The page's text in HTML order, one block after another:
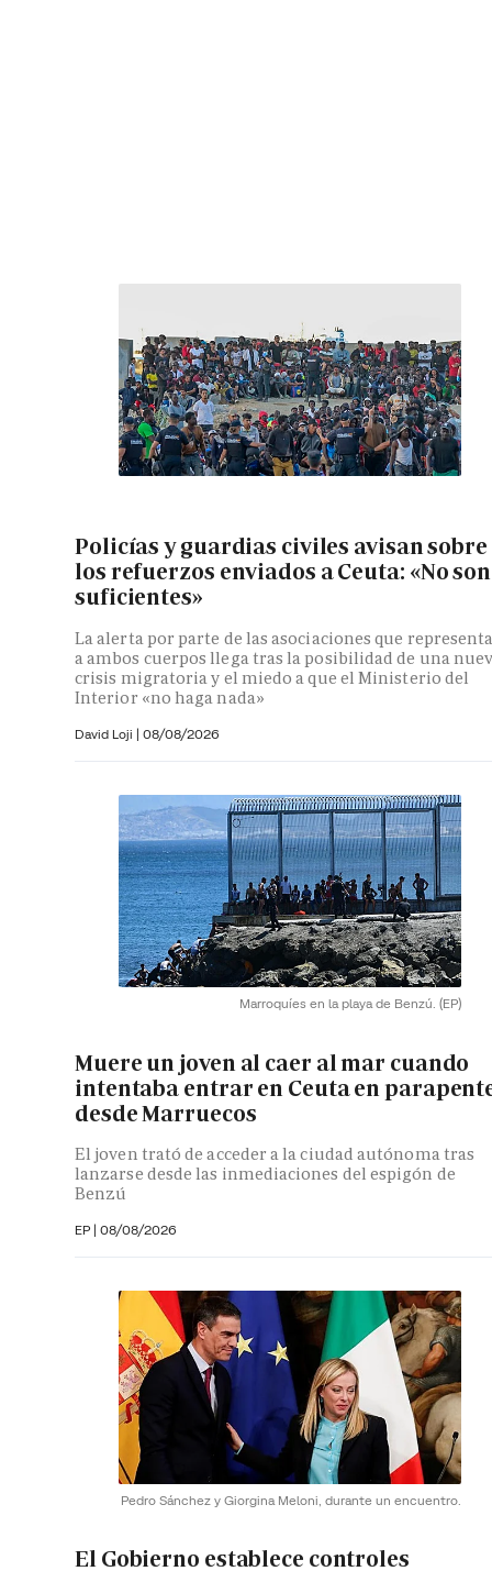
Policías y guardias civiles avisan sobre
los refuerzos enviados a Ceuta: «No son
suficientes»
La alerta por parte de las asociaciones que
a ambos cuerpos llega tras la posibilidad de una
crisis migratoria y el miedo a que el Ministerio del
Interior «no haga nada»
David Loji | 08/08/2026
Marroquíes en la playa de Benzú. (EP)
Muere un joven al caer al mar cuando
intentaba entrar en Ceuta en
desde Marruecos
El joven trató de acceder a la ciudad autónoma tras
lanzarse desde las inmediaciones del espigón de
Benzú
EP | 08/08/2026
Pedro Sánchez y Giorgina Meloni, durante un encuentro.
El Gobierno establece controles